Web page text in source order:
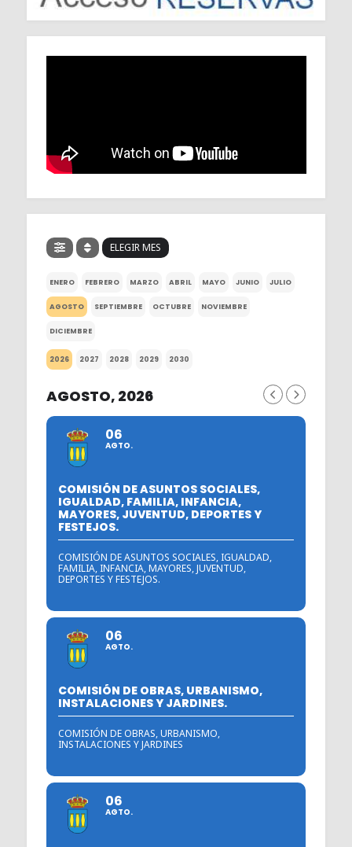
ELEGIR MES
ENERO FEBRERO MARZO ABRIL MAYO JUNIO JULIO
AGOSTO SEPTIEMBRE OCTUBRE NOVIEMBRE
DICIEMBRE
2026 2027 2028 2029 2030
AGOSTO, 2026
06
AGTO.
COMISIÓN DE ASUNTOS SOCIALES,
IGUALDAD, FAMILIA, INFANCIA,
MAYORES, JUVENTUD, DEPORTES Y
FESTEJOS.
COMISIÓN DE ASUNTOS SOCIALES, IGUALDAD,
FAMILIA, INFANCIA, MAYORES, JUVENTUD,
DEPORTES Y FESTEJOS.
06
AGTO.
COMISIÓN DE OBRAS, URBANISMO,
INSTALACIONES Y JARDINES.
COMISIÓN DE OBRAS, URBANISMO,
INSTALACIONES Y JARDINES
06
AGTO.